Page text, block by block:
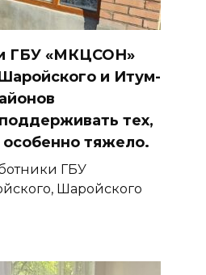
ГБУ «МКЦСОН»
и Итум-
тех,
тяжело.
ГБУ
Шаройского